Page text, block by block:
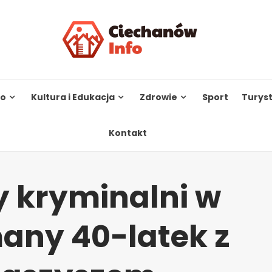
Kultura i Edukacja Zdrowie Sport
Kontakt
kryminalni w
40-latek z